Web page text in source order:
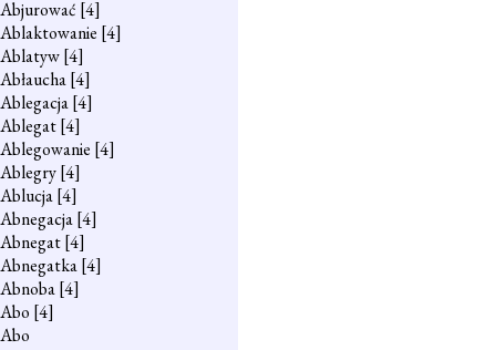
Abjurować [4]
Ablaktowanie [4]
Ablatyw[4]
Abłaucha[4]
Ablegacja[4]
Ablegat[4]
Ablegowanie [4]
Ablegry[4]
Ablucja[4]
Abnegacja[4]
Abnegat[4]
Abnegatka[4]
Abnoba[4]
Abo [4]
Abo